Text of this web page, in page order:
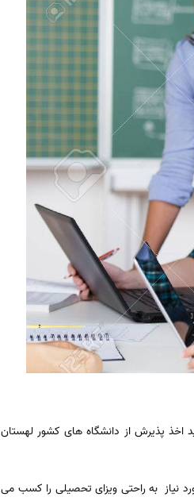
اخذ پذیرش از دانشگاه های کشور لهستان
نیاز به راحتی ویزای تحصیلی را کسب می